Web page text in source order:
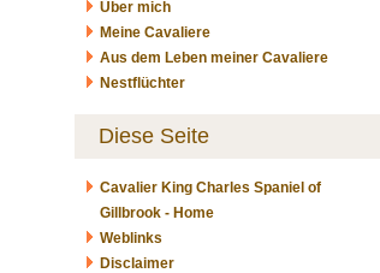
Über mich
Meine Cavaliere
Aus dem Leben meiner Cavaliere
Nestflüchter
Diese Seite
Cavalier King Charles Spaniel of
Gillbrook - Home
Weblinks
Disclaimer